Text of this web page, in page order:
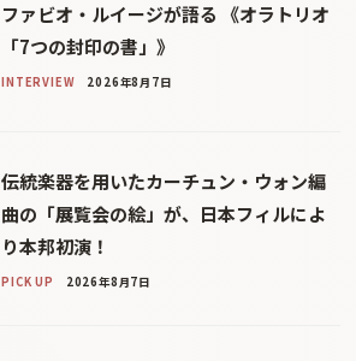
ファビオ・ルイージが語る 《オラトリオ
「7つの封印の書」》
INTERVIEW 2026年8月7日
伝統楽器を用いたカーチュン・ウォン編
曲の「展覧会の絵」が、日本フィルによ
り本邦初演！
PICK UP 2026年8月7日